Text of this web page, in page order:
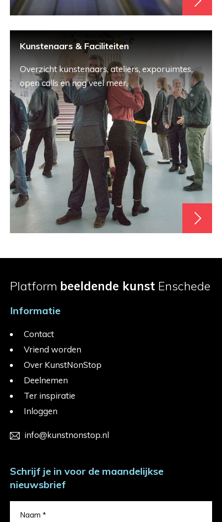
Kunstenaars & Faciliteiten
Overzicht kunstenaars, ateliers, exporuimtes,
open calls en nog veel meer.
Platform beeldende kunst Enschede
Informatie
Contact
Vriend worden
Over KunstNonStop
Deelnemen
Ter inspiratie
Inloggen
info@kunstnonstop.nl
Schrijf je in voor de maandelijkse
nieuwsbrief